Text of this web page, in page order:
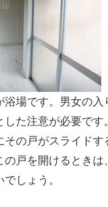
浴場です。男女の
した注意が必要で
その戸がスライド
の戸を開けるとき
しょう。